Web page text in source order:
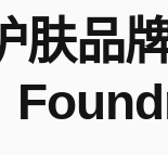
肤品